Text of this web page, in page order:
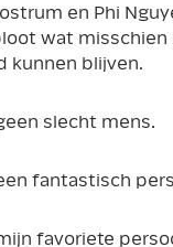
en Phi
wat misschien
kunnen blijven.
slecht mens.
fantastisch
favoriete